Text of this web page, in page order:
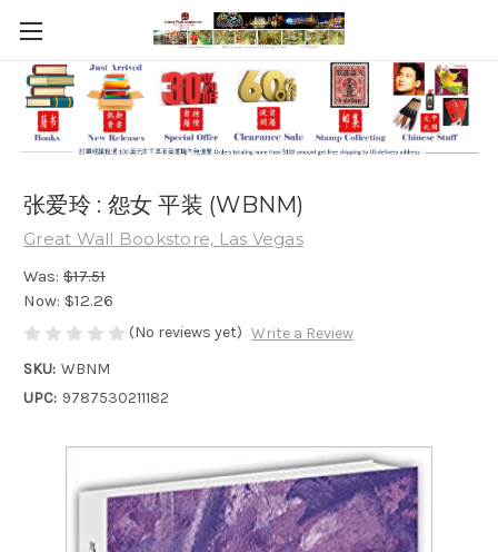
张爱玲 : 怨女 平装 (WBNM)
Great Wall Bookstore, Las Vegas
Was: $17.51
Now: $12.26
(No reviews yet) Write a Review
SKU: WBNM
UPC: 9787530211182